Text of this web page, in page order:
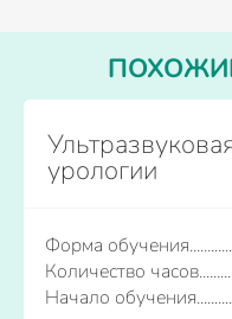
урологии
Форма обучения
Количество часов
Начало обучения